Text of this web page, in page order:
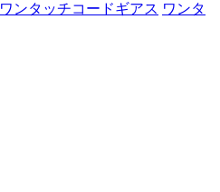
ワンタッチコードギアス ワンタ